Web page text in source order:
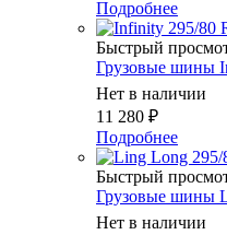
Подробнее
Быстрый
Грузовые шины
Нет в наличии
11 280 ₽
Подробнее
Быстрый
Грузовые шины
Нет в наличии